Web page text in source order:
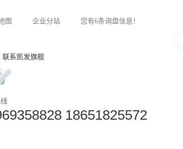
图 企业分站 您有6条询盘信息！
联系凯发旗舰
18651825572